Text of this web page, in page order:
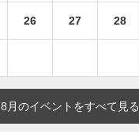
26 27 28
8月のイベントをすべて見る